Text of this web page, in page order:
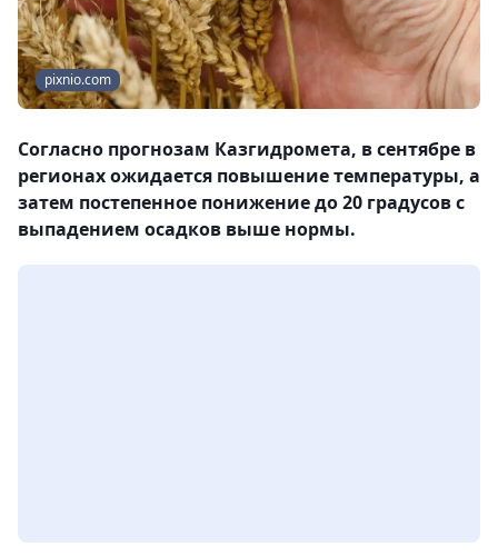
pixnio.com
Согласно прогнозам Казгидромета, в сентябре в
регионах ожидается повышение температуры, а
затем постепенное понижение до 20 градусов с
выпадением осадков выше нормы.